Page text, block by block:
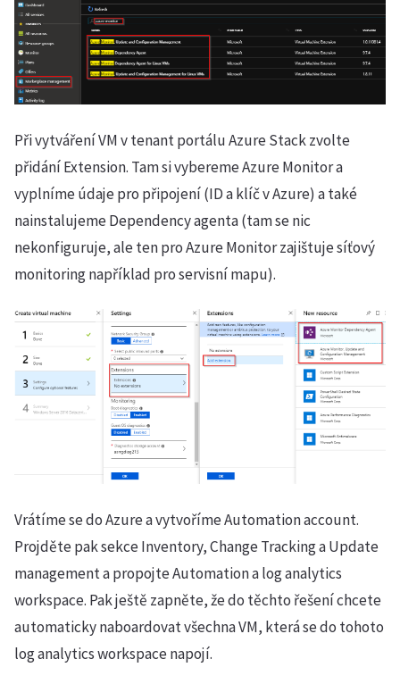
Při vytváření VM v tenant portálu Azure Stack zvolte
přidání Extension. Tam si vybereme Azure Monitor a
vyplníme údaje pro připojení (ID a klíč v Azure) a také
nainstalujeme Dependency agenta (tam se nic
nekonfiguruje, ale ten pro Azure Monitor zajištuje síťový
monitoring například pro servisní mapu).
Vrátíme se do Azure a vytvoříme Automation account.
Projděte pak sekce Inventory, Change Tracking a Update
management a propojte Automation a log analytics
workspace. Pak ještě zapněte, že do těchto řešení chcete
automaticky naboardovat všechna VM, která se do tohoto
log analytics workspace napojí.